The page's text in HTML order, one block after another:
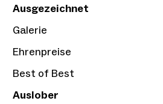
Ausgezeichnet
Galerie
Ehrenpreise
Best of Best
Auslober